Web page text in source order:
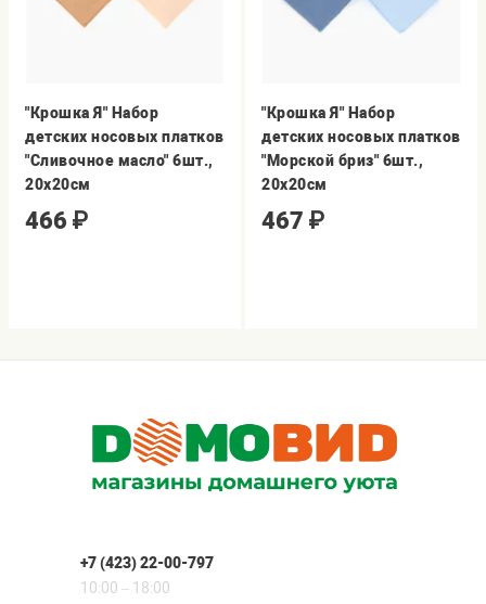
"Крошка Я" Набор
детских носовых платков
"Сливочное масло" 6шт.,
20х20см
466 ₽
"Крошка Я" Набор
детских носовых платков
"Морской бриз" 6шт.,
20х20см
467 ₽
+7 (423) 22-00-797
10:00 – 18:00